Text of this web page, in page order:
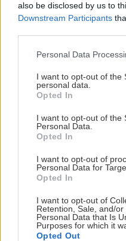
also be disclosed by us to
Downstream Participants
Please note that this
not limited to your visit or
grant or deny consent to
use your data for below
consent section.
Personal Data
I want to opt-out of the
personal data.
Opted In
I want to opt-out of the
Personal Data.
Opted In
I want to opt-out of
Personal Data for
Opted In
I want to opt-out of
Retention, Sale, and/
Personal Data that Is
Purposes for which it
Opted Out